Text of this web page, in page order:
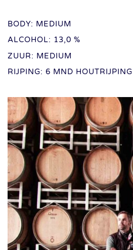
BODY: MEDIUM
ALCOHOL: 13,0 %
ZUUR: MEDIUM
RIJPING: 6 MND HOUTRIJPING